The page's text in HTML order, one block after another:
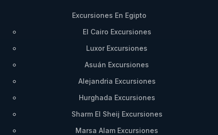
Excursiones En Egipto
El Cairo Excursiones
Luxor Excursiones
Asuán Excursiones
Alejandria Excursiones
Hurghada Excursiones
Sharm El Sheij Excursiones
Marsa Alam Excursiones